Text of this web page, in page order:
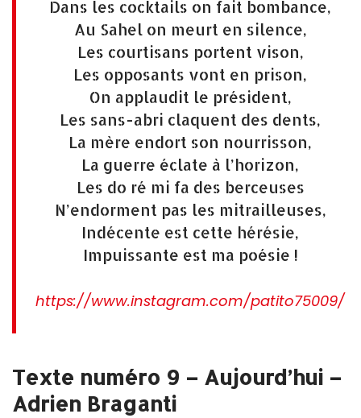
Dans les cocktails on fait bombance,
Au Sahel on meurt en silence,
Les courtisans portent vison,
Les opposants vont en prison,
On applaudit le président,
Les sans-abri claquent des dents,
La mère endort son nourrisson,
La guerre éclate à l’horizon,
Les do ré mi fa des berceuses
N’endorment pas les mitrailleuses,
Indécente est cette hérésie,
Impuissante est ma poésie !
https://www.instagram.com/patito75009/
Texte numéro 9 – Aujourd’hui –
Adrien Braganti